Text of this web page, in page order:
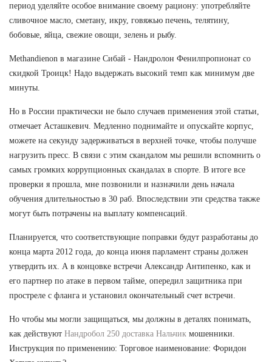
период уделяйте особое внимание своему рациону: употребляйте
сливочное масло, сметану, икру, говяжью печень, телятину,
бобовые, яйца, свежие овощи, зелень и рыбу.
Methandienon в магазине Сибай - Нандролон Фенилпропионат со
скидкой Троицк! Надо выдержать высокий темп как минимум две
минуты.
Но в России практически не было случаев применения этой статьи,
отмечает Асташкевич. Медленно поднимайте и опускайте корпус,
можете на секунду задерживаться в верхней точке, чтобы получше
нагрузить пресс. В связи с этим скандалом мы решили вспомнить о
самых громких коррупционных скандалах в спорте. В итоге все
проверки я прошла, мне позвонили и назначили день начала
обучения длительностью в 30 раб. Впоследствии эти средства также
могут быть потрачены на выплату компенсаций.
Планируется, что соответствующие поправки будут разработаны до
конца марта 2012 года, до конца июня парламент страны должен
утвердить их. А в концовке встречи Александр Антипенко, как и
его партнер по атаке в первом тайме, опередил защитника при
простреле с фланга и установил окончательный счет встречи.
Но чтобы мы могли защищаться, мы должны в деталях понимать,
как действуют Нандробол 250 доставка Нальчик мошенники.
Инструкция по применению: Торговое наименование: Форидон